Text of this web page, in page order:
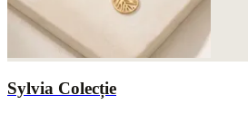
Sylvia Colecție